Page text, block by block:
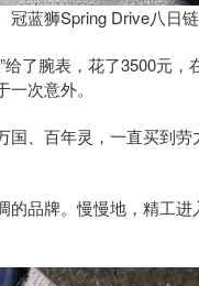
冠蓝狮Spring Drive八日
了腕表，花了3500元，
次意外。
、百年灵，一直买到劳
品牌。慢慢地，精工进